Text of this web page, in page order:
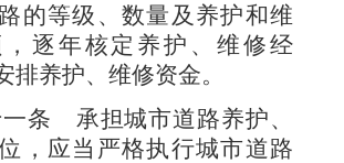
的等级、数量及养护和维
逐年核定养护、维修经
排养护、维修资金。
一条 承担城市道路养护、
，应当严格执行城市道路